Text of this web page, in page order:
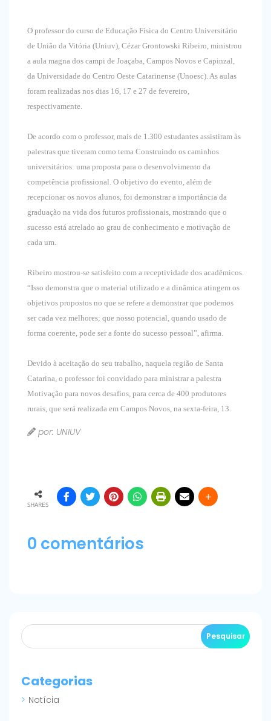
O professor do curso de Educação Física do Centro Universitário
de União da Vitória (Uniuv), Cézar Grontowski Ribeiro, ministrou
a aula magna dos campi de Joaçaba, Campos Novos e Capinzal,
da Universidade do Centro Oeste Catarinense (Unoesc). As aulas
foram realizadas nos dias 16, 17 e 27 de fevereiro,
respectivamente.
De acordo com o professor, mais de 1.300 estudantes assistiram às
palestras que tiveram como tema Construindo os caminhos
universitários: uma proposta para o desenvolvimento da
competência profissional. O objetivo do evento, além de
recepcionar os novos alunos, foi demonstrar a importância da
graduação na vida dos futuros profissionais, mostrando que o
sucesso está atrelado ao grau de conhecimento e motivação de
cada um.
Ribeiro mostrou-se satisfeito com a receptividade dos acadêmicos.
“Isso demonstra que o material utilizado e a dinâmica atingem os
objetivos propostos no que se refere a demonstrar que podemos
ser cada vez melhores; que nosso potencial, quando usado de
forma coerente, pode ser a fonte do sucesso pessoal”, afirma.
Devido à aceitação do seu trabalho, naquela região de Santa
Catarina, o professor foi convidado para ministrar a palestra
Motivação para novos desafios, para cerca de 400 produtores
rurais, que será realizada em Campos Novos, na sexta-feira, 13.
por: UNIUV
SHARES
0 comentários
Categorias
Notícia